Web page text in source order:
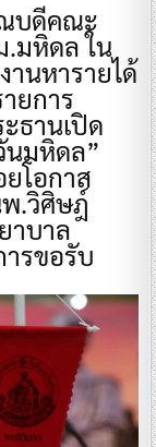
บดีคณะ
มหิดล ใน
านหารายได้
ยการ
ธานเปิด
นมหิดล”
โอกาส
.วิศิษฎ์
าบาล
รขอรับ